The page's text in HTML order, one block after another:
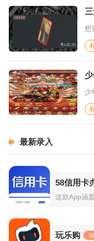
最新录入
58信用卡
玩乐购